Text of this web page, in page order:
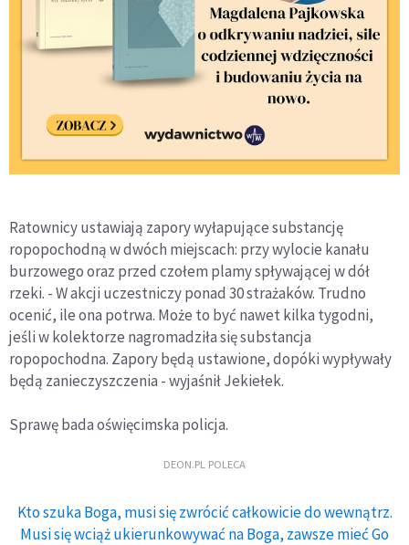
Ratownicy ustawiają zapory wyłapujące substancję
ropopochodną w dwóch miejscach: przy wylocie kanału
burzowego oraz przed czołem plamy spływającej w dół
rzeki. - W akcji uczestniczy ponad 30 strażaków. Trudno
ocenić, ile ona potrwa. Może to być nawet kilka tygodni,
jeśli w kolektorze nagromadziła się substancja
ropopochodna. Zapory będą ustawione, dopóki wypływały
będą zanieczyszczenia - wyjaśnił Jekiełek.
Sprawę bada oświęcimska policja.
DEON.PL POLECA
Kto szuka Boga, musi się zwrócić całkowicie do wewnątrz.
Musi się wciąż ukierunkowywać na Boga, zawsze mieć Go